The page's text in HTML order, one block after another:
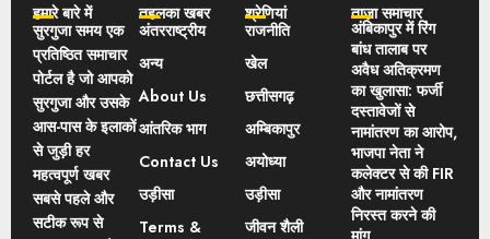
हमारे बारे में
सुरगुजा समय एक
प्रतिष्ठित समाचार
पोर्टल है जो आपको
सुरगुजा और उसके
आस-पास के इलाकों
से जुड़ी हर
महत्वपूर्ण खबर
सबसे पहले और
सटीक रूप से
तहलका खबर
अंतरराष्ट्रीय
अन्य
About Us
आंतरिक भाग
Contact Us
उड़ीसा
Terms &
श्रेणियां
राजनीति
खेल
छत्तीसगढ़
अम्बिकापुर
अयोध्या
उड़ीसा
जीवन शैली
ताज़ा समाचार
अंबिकापुर में रिंग
बांध तालाब पर
अवैध अतिक्रमण
का खुलासा: फर्जी
दस्तावेजों से
नामांतरण का आरोप,
भाजपा नेता ने
कलेक्टर से की FIR
और नामांतरण
निरस्त करने की